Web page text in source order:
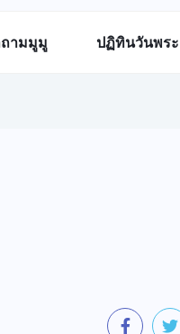
ามมูมู ปฏิทินวันพระ